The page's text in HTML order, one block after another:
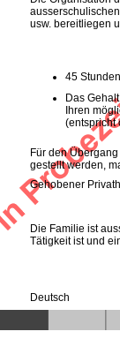
usw. bereitliegen
45
Das
Ihren
(entspricht
Für den
gestellt werden,
Gehobener
Die Familie ist
Tätigkeit ist und
Deutsch